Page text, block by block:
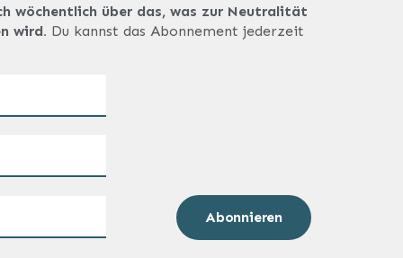
wöchentlich über das, was zur Neutralität
wird. Du kannst das Abonnement jederzeit
Abonnieren